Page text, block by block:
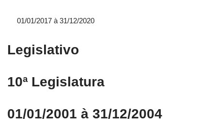
01/01/2017 à 31/12/2020
Legislativo
10ª Legislatura
01/01/2001 à 31/12/2004